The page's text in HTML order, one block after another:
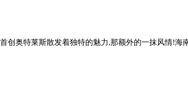
创奥特莱斯散发着独特的魅力,那额外的一抹风情!